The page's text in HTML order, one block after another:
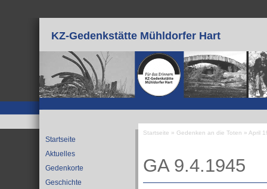
KZ-Gedenkstätte Mühldorfer Hart
Startseite
Aktuelles
Gedenkorte
Geschichte
Startseite » Gedenken an die Toten » April
GA 9.4.1945